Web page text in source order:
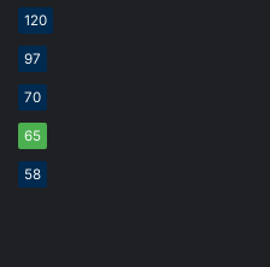
120
97
70
65
58